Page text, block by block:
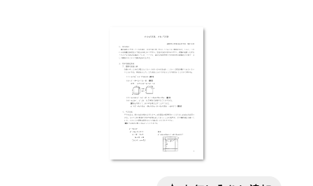
留意点（児童，生徒の実態，取り扱い上の
配慮）などで構成。